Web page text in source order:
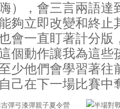
）
， 會三言兩語達
夠立即改變和終止
會一直盯著計分版
個動作讓我為這些
少他們會學習著往
己在下一場比賽中